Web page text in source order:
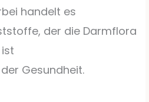
handelt es
der die Darmflora
Gesundheit.